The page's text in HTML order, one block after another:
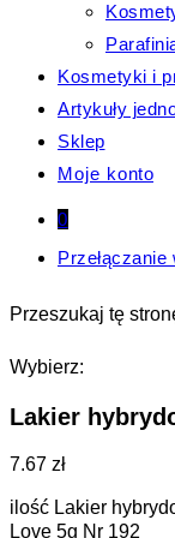
Kosmetyki i
Artykuły
Sklep
Moje konto
0
Przeszukaj tę
Wybierz:
Lakier
7.67 zł
ilość Lakier
Love 5g Nr 192